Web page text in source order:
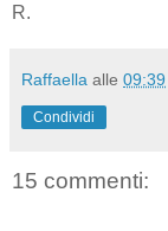
R.
Raffaella alle 09:39
Condividi
15 commenti: